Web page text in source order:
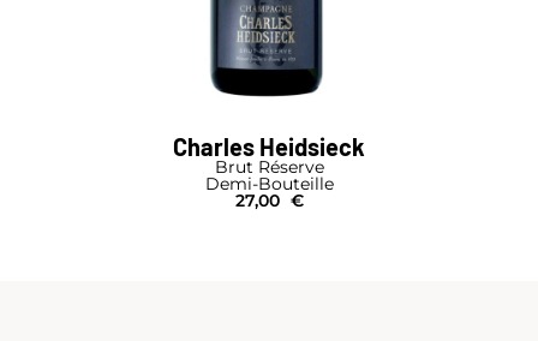
Charles Heidsieck
Brut Réserve
Demi-Bouteille
27,00 €